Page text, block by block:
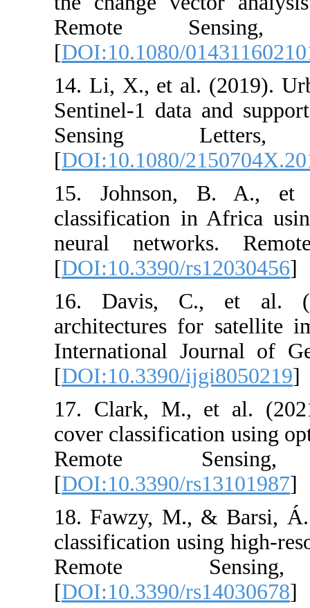
Remote
[DOI:10.1080/
14. Li, X., et
Sentinel-1
Sensing
[DOI:10.1080/
15.
classification
neural
[DOI:10.3390/
16. Davis,
architectures
International
[DOI:10.3390/
17. Clark,
cover
Remote
[DOI:10.3390/
18. Fawzy,
classification
[DOI:10.3390/